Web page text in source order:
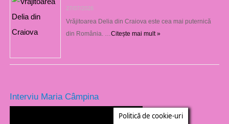
27/07/2026
Vrăjitoarea Delia din Craiova este cea mai puternică
din România. …Citește mai mult »
Interviu Maria Câmpina
Politică de cookie-uri